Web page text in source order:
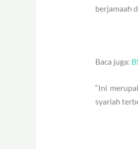
berjamaah
Baca juga:
“Ini
syariah